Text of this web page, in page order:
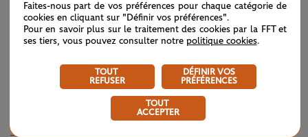
SWIATEK EN DEUX TEMPS, PEGULA L’ATTEND
DE PIED FERME
la numéro un mondiale Iga Swiatek
a joué à se
faire peur avant de finalement venir à bout de la toujours
Jule Niemeier, quart de finaliste du dernier
Wimbledon
(2/6, 6/4, 6/0 en 2h23). S’appuyant sur un
Faites-nous part de vos préférences pour chaque catégorie de
cookies en cliquant sur "Définir vos préférences".
Pour en savoir plus sur le traitement des cookies par la FFT et
ses tiers, vous pouvez consulter notre politique cookies.
TOUT
REFUSER
DÉFINIR VOS
PRÉFÉRENCES
TOUT
ACCEPTER